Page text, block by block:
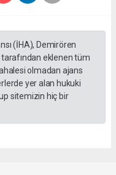
(İHA), Demirören
tarafından eklenen tüm
olmadan ajans
yer alan hukuki
sitemizin hiç bir